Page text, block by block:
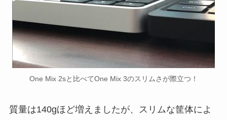
One Mix 2sと比べてOne Mix 3のスリムさが際立つ！
質量は140gほど増えましたが、スリムな筐体によ